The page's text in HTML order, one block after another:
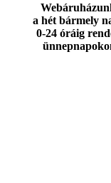
a hét bármely
0-24 óráig